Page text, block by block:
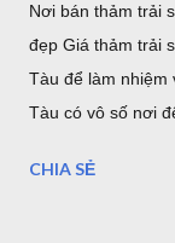
Nơi bán thảm trải
đẹp Giá thảm trải
Tàu để làm nhiệm
Tàu có vô số nơi
cho khách hàng
CHIA SẺ